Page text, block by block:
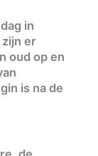
in
zijn er
oud op en
is na de